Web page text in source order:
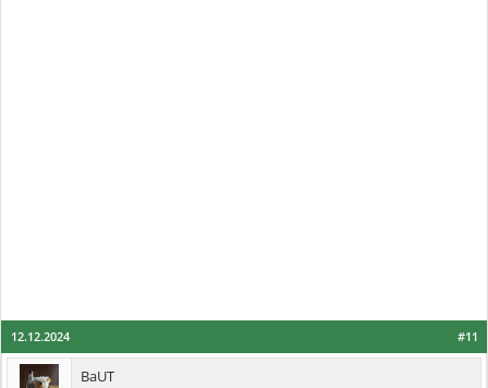
#11
12.12.2024
BaUT